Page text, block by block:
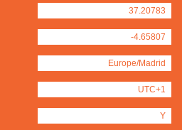
37.20783
-4.65807
Europe/Madrid
UTC+1
Y